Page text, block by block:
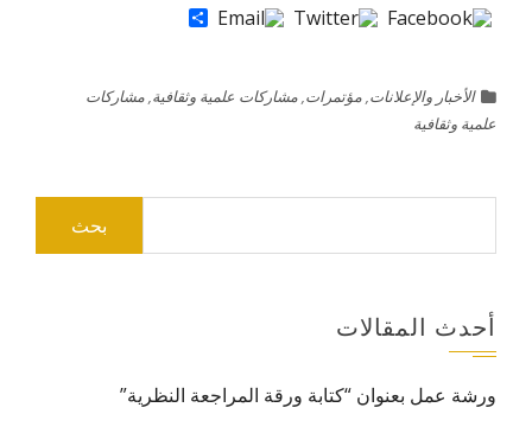
الأخبار والإعلانات,مؤتمرات,مشاركات علمية وثقافية,مشاركات
علمية وثقافية
أحدث المقالات
ورشة عمل بعنوان “كتابة ورقة المراجعة النظرية”